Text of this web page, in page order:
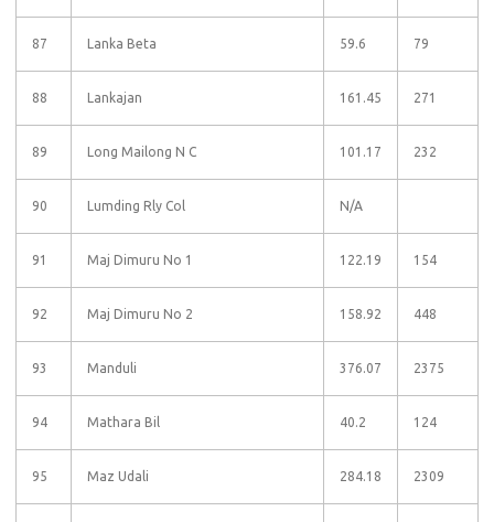
87 Lanka Beta 59.6 79
88 Lankajan 161.45 271
89 Long Mailong N C 101.17 232
90 Lumding Rly Col N/A
91 Maj Dimuru No 1 122.19 154
92 Maj Dimuru No 2 158.92 448
93 Manduli 376.07 2375
94 Mathara Bil 40.2 124
95 Maz Udali 284.18 2309